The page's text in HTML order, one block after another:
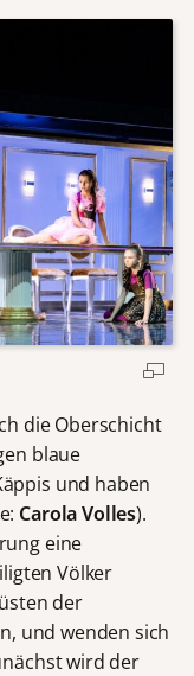
die Oberschicht
blaue
und haben
Carola Volles).
eine
Völker
der
und wenden sich
wird der